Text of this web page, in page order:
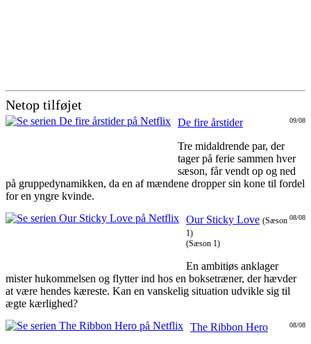
Netop tilføjet
09/08
De fire årstider
Tre midaldrende par, der
tager på ferie sammen hver
sæson, får vendt op og ned
på gruppedynamikken, da en af mændene dropper sin kone til fordel
for en yngre kvinde.
08/08
Our Sticky Love (Sæson
1)
(Sæson 1)
En ambitiøs anklager
mister hukommelsen og flytter ind hos en boksetræner, der hævder
at være hendes kæreste. Kan en vanskelig situation udvikle sig til
ægte kærlighed?
08/08
The Ribbon Hero